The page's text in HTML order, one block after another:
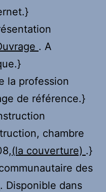
. A
la profession
de référence.}
chambre
(la couverture) .}
des
. Disponible dans